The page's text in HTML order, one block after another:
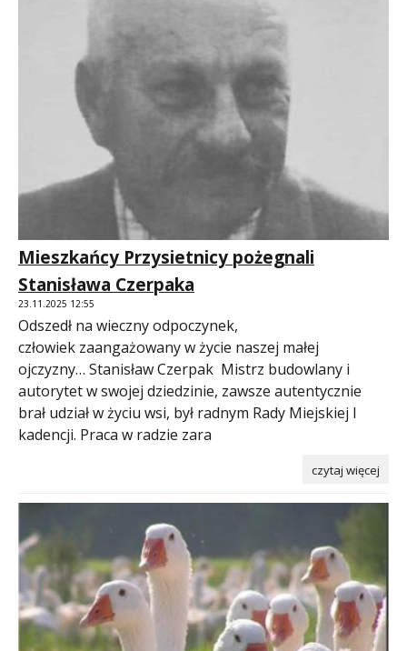
Mieszkańcy Przysietnicy pożegnali
Stanisława Czerpaka
23.11.2025 12:55
Odszedł na wieczny odpoczynek,
człowiek zaangażowany w życie naszej małej
ojczyzny… Stanisław Czerpak Mistrz budowlany i
autorytet w swojej dziedzinie, zawsze autentycznie
brał udział w życiu wsi, był radnym Rady Miejskiej I
kadencji. Praca w radzie zara
czytaj więcej